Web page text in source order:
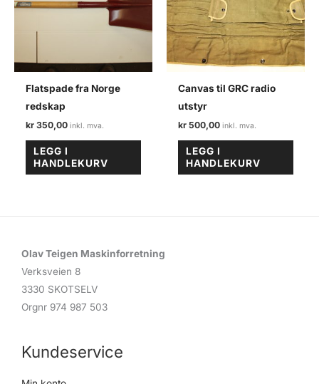
Flatspade fra Norge
redskap
kr 350,00
LEGG I
HANDLEKURV
Canvas til GRC radio
utstyr
kr 500,00
LEGG I
HANDLEKURV
Olav Teigen Maskinforretning
Verksveien 8
3330 SKOTSELV
Orgnr 974 987 503
Kundeservice